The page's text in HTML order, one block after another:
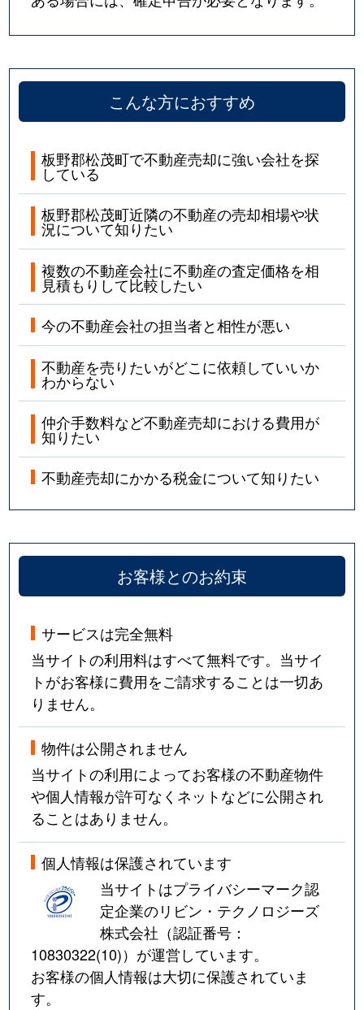
こんな方におすすめ
板野郡松茂町で不動産売却に強い会社を探
している
板野郡松茂町近隣の不動産の売却相場や状
況について知りたい
複数の不動産会社に不動産の査定価格を相
見積もりして比較したい
今の不動産会社の担当者と相性が悪い
不動産を売りたいがどこに依頼していいか
わからない
仲介手数料など不動産売却における費用が
知りたい
不動産売却にかかる税金について知りたい
お客様とのお約束
サービスは完全無料
当サイトの利用料はすべて無料です。当サイ
トがお客様に費用をご請求することは一切あ
りません。
物件は公開されません
当サイトの利用によってお客様の不動産物件
や個人情報が許可なくネットなどに公開され
ることはありません。
個人情報は保護されています
当サイトはプライバシーマーク認
定企業のリビン・テクノロジーズ
株式会社（認証番号：
10830322(10)）が運営しています。
お客様の個人情報は大切に保護されていま
す。